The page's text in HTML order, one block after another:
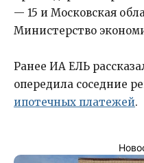
— 15 и Московская
Министерство
Ранее ИА ЕЛЬ
опередила соседние
ипотечных платежей.